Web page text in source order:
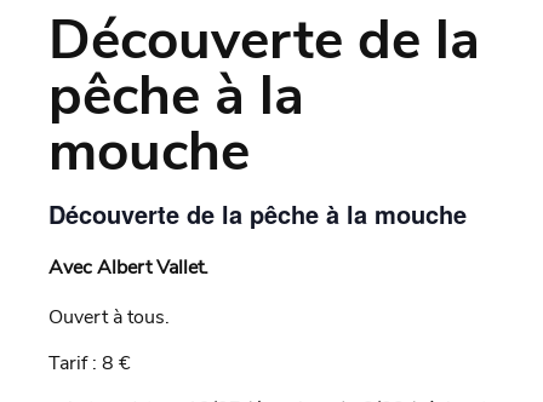
Découverte de la
pêche à la
mouche
Découverte de la pêche à la mouche
Avec Albert Vallet.
Ouvert à tous.
Tarif : 8 €